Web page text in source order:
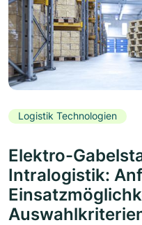
Logistik Technologien
Elektro-
Intralogistik: